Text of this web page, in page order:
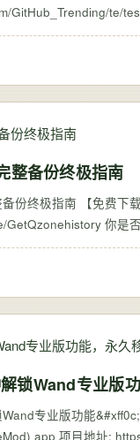
整备份终极指南
终极指南 【免费下载链
https://
锁Wand专业版
专业版功能